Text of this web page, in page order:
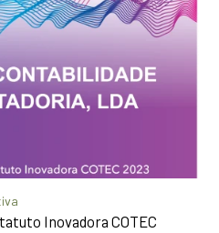
Inovadora COTEC